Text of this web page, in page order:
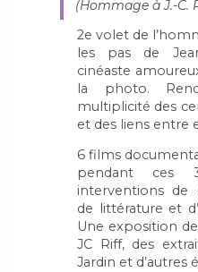
(Hommage à J.-C.
2e volet de
les pas de
cinéaste
la photo.
multiplicité des
et des liens entre
6 films
pendant ces
interventions de
de littérature et
Une exposition
JC Riff, des
Jardin et d’autres